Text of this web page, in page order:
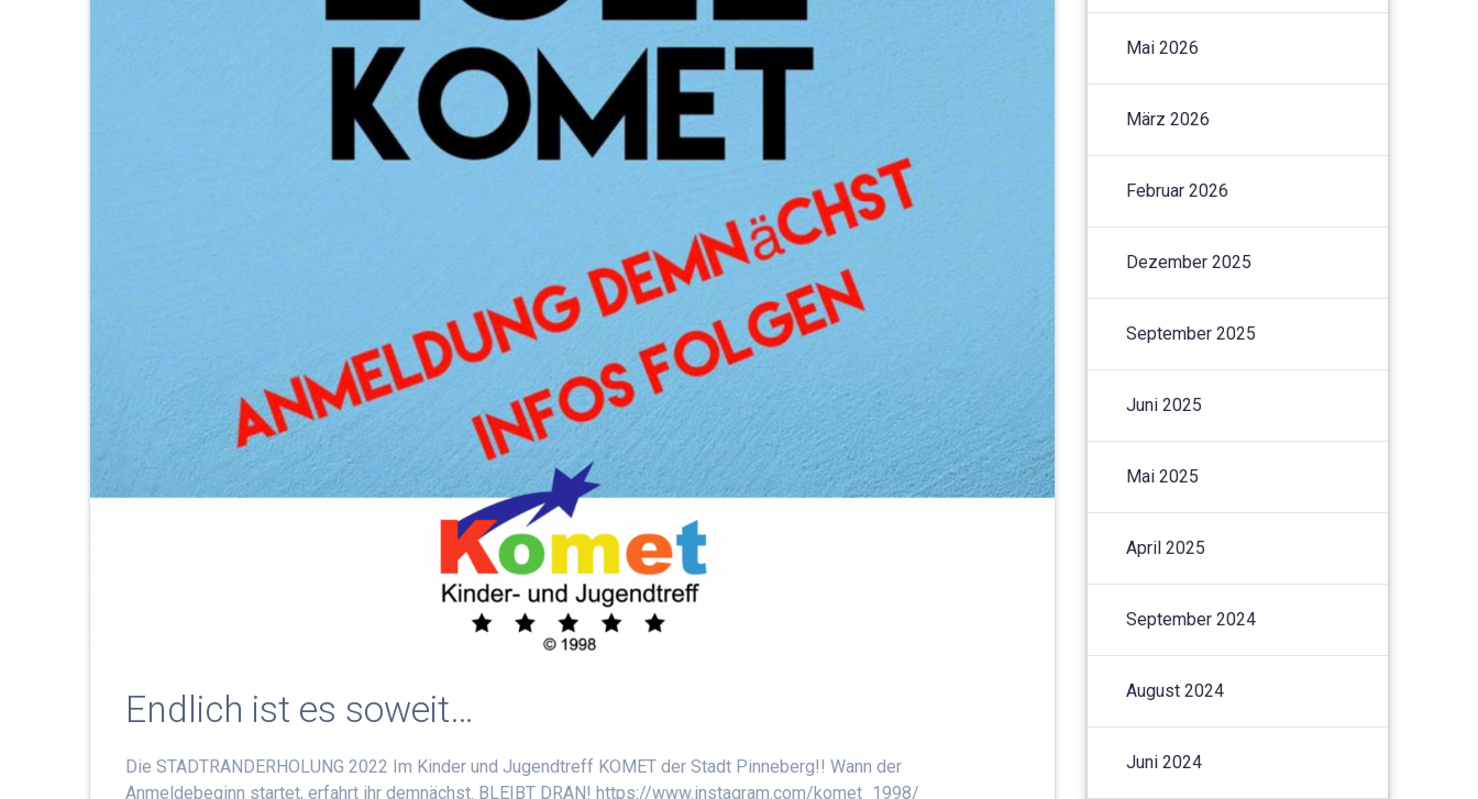
Endlich ist es soweit…
Die STADTRANDERHOLUNG 2022 Im Kinder und Jugendtreff KOMET der Stadt Pinneberg!! Wann der
Anmeldebeginn startet, erfahrt ihr demnächst. BLEIBT DRAN! https://www.instagram.com/komet_1998/
Mai 2026
März 2026
Februar 2026
Dezember 2025
September 2025
Juni 2025
Mai 2025
April 2025
September 2024
August 2024
Juni 2024